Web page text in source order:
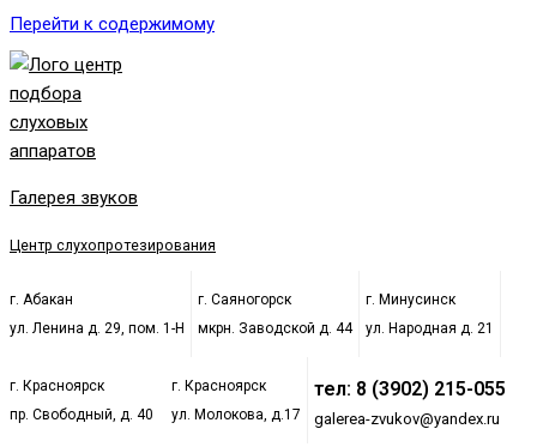
Перейти к содержимому
Галерея звуков
Центр слухопротезирования
г. Абакан
ул. Ленина д. 29, пом. 1-Н
г. Саяногорск
мкрн. Заводской д. 44
г. Минусинск
ул. Народная д. 21
г. Красноярск
пр. Свободный, д. 40
г. Красноярск
ул. Молокова, д.17
тел: 8 (3902) 215-055
galerea-zvukov@yandex.ru